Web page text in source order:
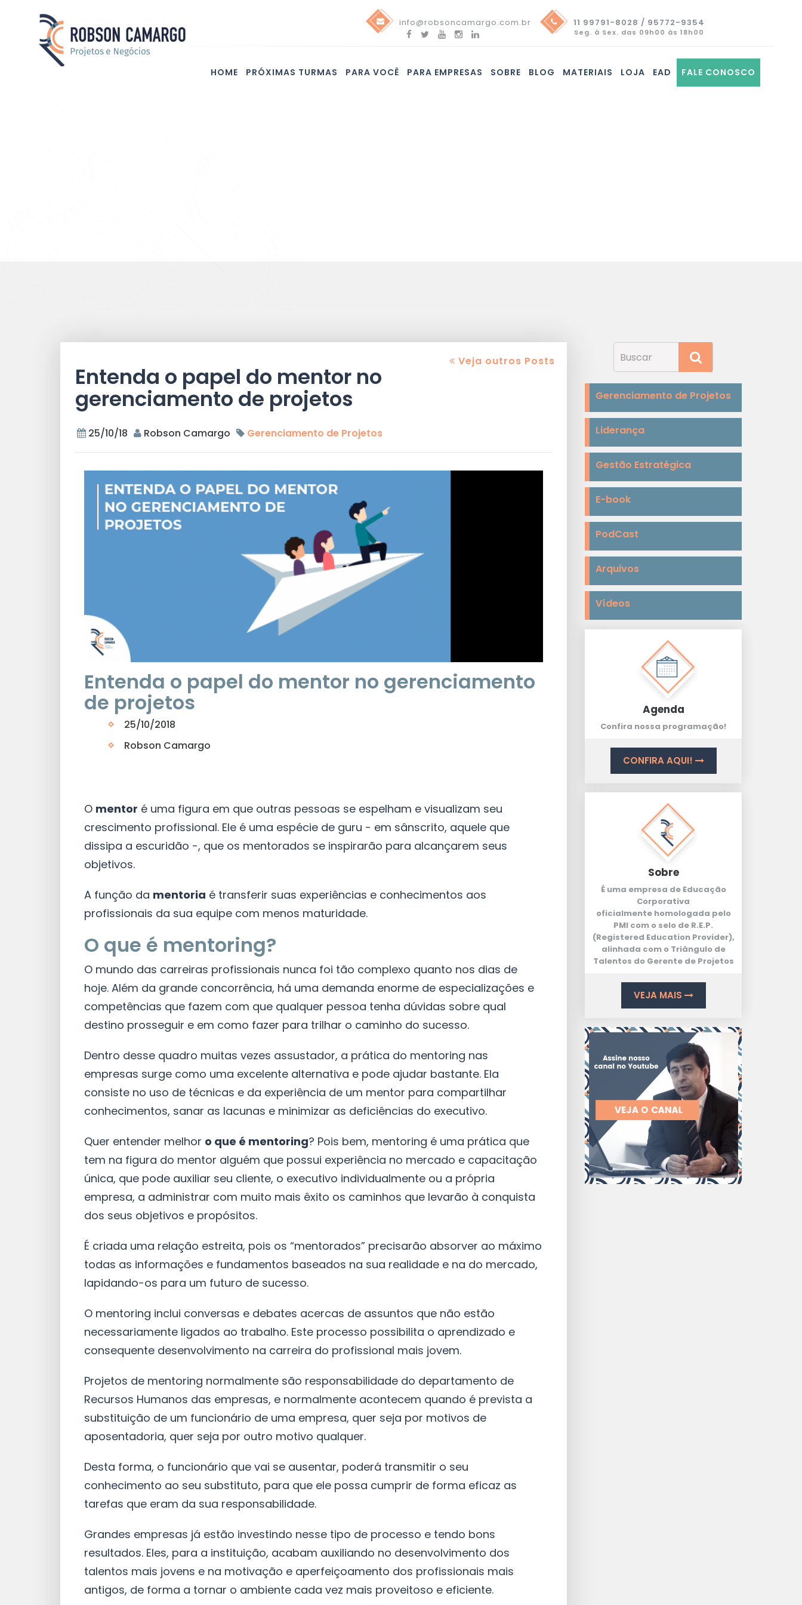
info@robsoncamargo.com.br 11 99791-8028 / 95772-9354
Seg. à Sex. das 09h00 às 18h00
HOME PRÓXIMAS TURMAS PARA VOCÊ PARA EMPRESAS SOBRE BLOG MATERIAIS LOJA EAD FALE CONOSCO
Veja outros Posts
Entenda o papel do mentor no
gerenciamento de projetos
25/10/18 Robson Camargo Gerenciamento de Projetos
Entenda o papel do mentor no gerenciamento
de projetos
25/10/2018
Robson Camargo
O mentor é uma figura em que outras pessoas se espelham e visualizam seu
crescimento profissional. Ele é uma espécie de guru - em sânscrito, aquele que
dissipa a escuridão -, que os mentorados se inspirarão para alcançarem seus
objetivos.
A função da mentoria é transferir suas experiências e conhecimentos aos
profissionais da sua equipe com menos maturidade.
O que é mentoring?
O mundo das carreiras profissionais nunca foi tão complexo quanto nos dias de
hoje. Além da grande concorrência, há uma demanda enorme de especializações e
competências que fazem com que qualquer pessoa tenha dúvidas sobre qual
destino prosseguir e em como fazer para trilhar o caminho do sucesso.
Dentro desse quadro muitas vezes assustador, a prática do mentoring nas
empresas surge como uma excelente alternativa e pode ajudar bastante. Ela
consiste no uso de técnicas e da experiência de um mentor para compartilhar
conhecimentos, sanar as lacunas e minimizar as deficiências do executivo.
Quer entender melhor o que é mentoring? Pois bem, mentoring é uma prática que
tem na figura do mentor alguém que possui experiência no mercado e capacitação
única, que pode auxiliar seu cliente, o executivo individualmente ou a própria
empresa, a administrar com muito mais êxito os caminhos que levarão à conquista
dos seus objetivos e propósitos.
É criada uma relação estreita, pois os “mentorados” precisarão absorver ao máximo
todas as informações e fundamentos baseados na sua realidade e na do mercado,
lapidando-os para um futuro de sucesso.
O mentoring inclui conversas e debates acercas de assuntos que não estão
necessariamente ligados ao trabalho. Este processo possibilita o aprendizado e
consequente desenvolvimento na carreira do profissional mais jovem.
Projetos de mentoring normalmente são responsabilidade do departamento de
Recursos Humanos das empresas, e normalmente acontecem quando é prevista a
substituição de um funcionário de uma empresa, quer seja por motivos de
aposentadoria, quer seja por outro motivo qualquer.
Desta forma, o funcionário que vai se ausentar, poderá transmitir o seu
conhecimento ao seu substituto, para que ele possa cumprir de forma eficaz as
tarefas que eram da sua responsabilidade.
Grandes empresas já estão investindo nesse tipo de processo e tendo bons
resultados. Eles, para a instituição, acabam auxiliando no desenvolvimento dos
talentos mais jovens e na motivação e aperfeiçoamento dos profissionais mais
antigos, de forma a tornar o ambiente cada vez mais proveitoso e eficiente.
Gerenciamento de Projetos
Liderança
Gestão Estratégica
E-book
PodCast
Arquivos
Vídeos
Agenda
Confira nossa programação!
CONFIRA AQUI!
Sobre
É uma empresa de Educação
Corporativa
oficialmente homologada pelo
PMI com o selo de R.E.P.
(Registered Education Provider),
alinhada com o Triângulo de
Talentos do Gerente de Projetos
VEJA MAIS